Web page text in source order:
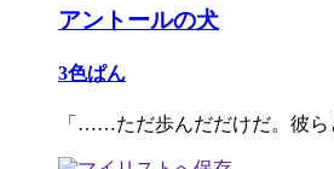
アントールの犬
3色ぱん
「……ただ歩んだだけだ。彼ら